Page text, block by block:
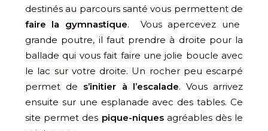
destinés au parcours santé vous permettent de
faire la gymnastique. Vous apercevez une
grande poutre, il faut prendre à droite pour la
ballade qui vous fait faire une jolie boucle avec
le lac sur votre droite. Un rocher peu escarpé
permet de s’initier à l’escalade. Vous arrivez
ensuite sur une esplanade avec des tables. Ce
site permet des pique-niquesagréables dès le